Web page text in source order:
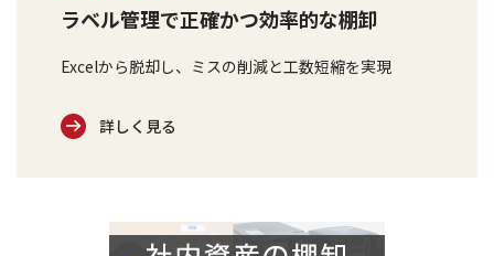
ラベル管理で正確かつ効率的な棚卸
Excelから脱却し、ミスの削減と工数短縮を実現
詳しく見る